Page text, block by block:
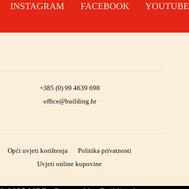
INSTAGRAM FACEBOOK YOUTUBE
+385 (0) 99 4639 698
office@building.hr
Opći uvjeti korištenja
Politika privatnosti
Uvjeti online kupovine